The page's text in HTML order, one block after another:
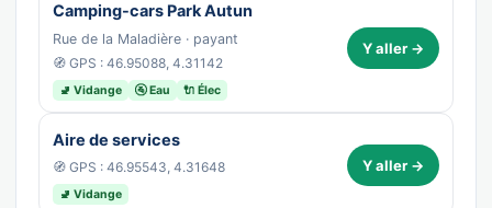
Camping-cars Park Autun
Rue de la Maladière · payant
🧭 GPS : 46.95088, 4.31142
🚽 Vidange 🚰 Eau 🔌 Élec
Y aller →
Aire de services
🧭 GPS : 46.95543, 4.31648
🚽 Vidange
Y aller →